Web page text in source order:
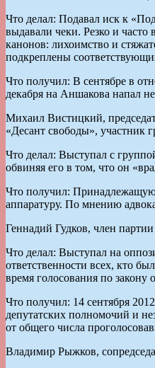
Что делал: Подавал иск к
выдавали чеки. Резко и
канонов: лихоимство и
подкреплены
Что получил: В сентябре в
декабря на Аншакова напал
Михаил Вистицкий,
«Десант свободы»,
Что делал: Выступал с
обвиняя его в том, что он
Что получил: Принадлежащую
аппаратуру. По мнению
Геннадий Гудков, член
Что делал: Выступал на
ответственности всех, кто
время голосования по закону
Что получил: 14 сентября
депутатских полномочий и
от общего числа
Владимир Рыжков,